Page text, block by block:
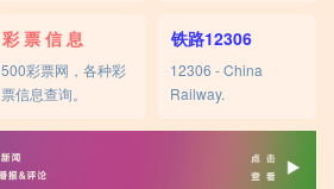
彩 票 信 息
500彩票网，各种彩
票信息查询。
铁路12306
12306 - China
Railway.